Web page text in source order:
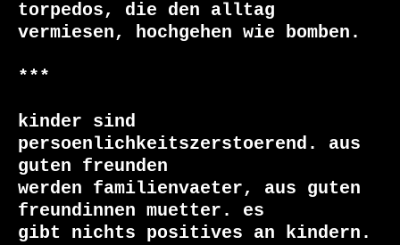
torpedos, die den alltag
vermiesen, hochgehen wie bomben.
***
kinder sind
persoenlichkeitszerstoerend. aus
guten freunden
werden familienvaeter, aus guten
freundinnen muetter. es
gibt nichts positives an kindern.